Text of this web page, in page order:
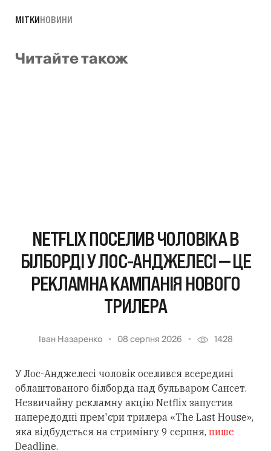
МІТКИНОВИНИ
Читайте також
NETFLIX ПОСЕЛИВ ЧОЛОВІКА В
БІЛБОРДІ У ЛОС-АНДЖЕЛЕСІ — ЦЕ
РЕКЛАМНА КАМПАНІЯ НОВОГО
ТРИЛЕРА
Іван Назаренко 08 серпня 2026 1428
У Лос-Анджелесі чоловік оселився всередині
облаштованого білборда над бульваром Сансет.
Незвичайну рекламну акцію Netflix запустив
напередодні прем'єри трилера «The Last House»,
яка відбудеться на стримінгу 9 серпня, пише
Deadline.